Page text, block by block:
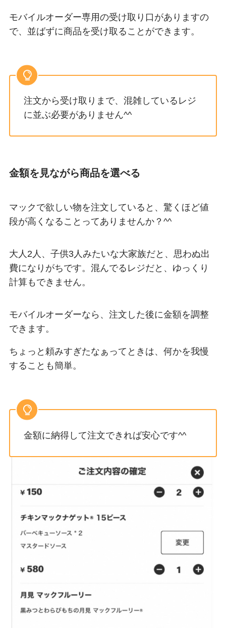
モバイルオーダー専用の受け取り口がありますの
で、並ばずに商品を受け取ることができます。
注文から受け取りまで、混雑しているレジ
に並ぶ必要がありません^^
金額を見ながら商品を選べる
マックで欲しい物を注文していると、驚くほど値
段が高くなることってありませんか？^^
大人2人、子供3人みたいな大家族だと、思わぬ出
費になりがちです。混んでるレジだと、ゆっくり
計算もできません。
モバイルオーダーなら、注文した後に金額を調整
できます。
ちょっと頼みすぎたなぁってときは、何かを我慢
することも簡単。
金額に納得して注文できれば安心です^^